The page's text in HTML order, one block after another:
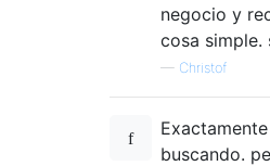
negocio y
cosa simple.
— Christof
buscando.